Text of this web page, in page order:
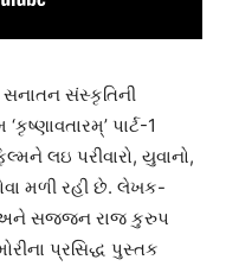
સંસ્કૃતિની
પાર્ટ-1
લઇ પરીવારો, યુવાનો,
મળી રહી છે. લેખક-
અને સજ્જન રાજ કુરુપ
પ્રસિદ્ધ પુસ્તક